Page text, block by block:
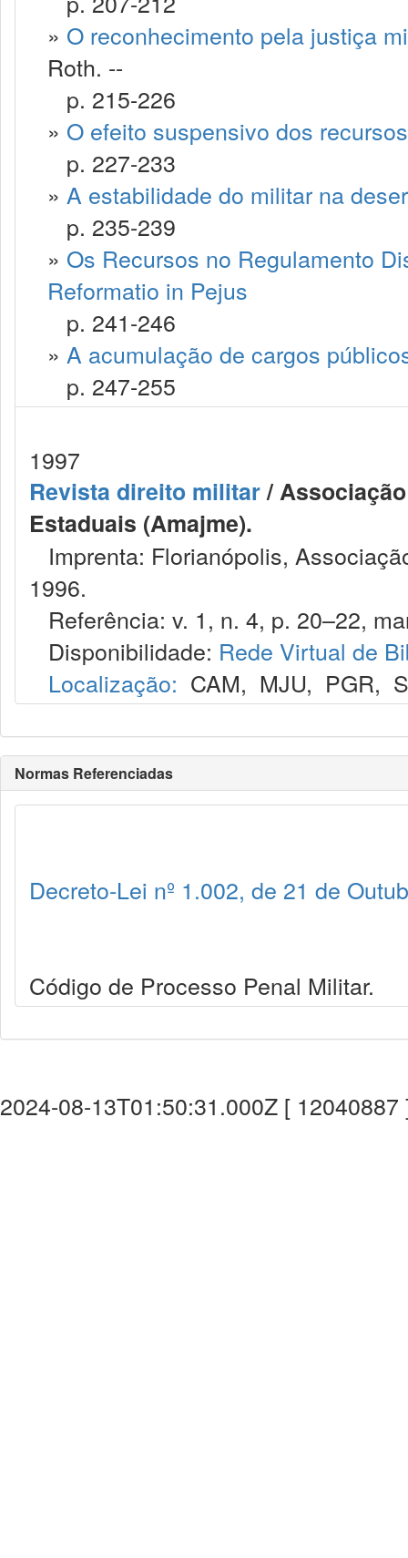
» O reconhecimento pela justiça
Roth. --
p. 215-226
» O efeito suspensivo dos
p. 227-233
» A estabilidade do militar na
p. 235-239
» Os Recursos no Regulamento
Reformatio in Pejus
p. 241-246
» A acumulação de cargos
p. 247-255
1997
Revista direito militar/
Estaduais (Amajme).
Imprenta: Florianópolis,
1996.
Referência: v. 1, n. 4, p. 20–22,
Disponibilidade: Rede Virtual de
Localização: CAM, MJU, PGR,
Normas Referenciadas
Decreto-Lei nº 1.002, de 21 de
Código de Processo Penal Militar.
2024-08-13T01:50:31.000Z [ 12040887